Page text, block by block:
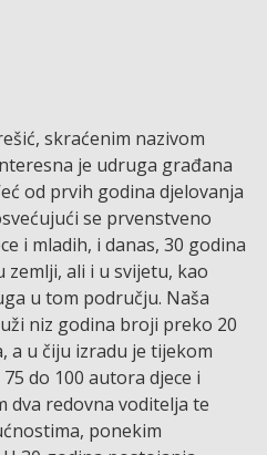
skraćenim nazivom
je udruga građana
od prvih godina djelovanja
se prvenstveno
i mladih, i danas, 30 godina
ali i u svijetu, kao
u tom području. Naša
niz godina broji preko 20
a u čiju izradu je tijekom
do 100 autora djece i
dva redovna voditelja te
ponekim